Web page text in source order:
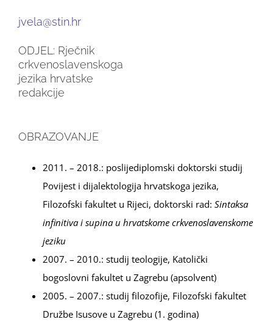
jvela@stin.hr
ODJEL: Rječnik
crkvenoslavenskoga
jezika hrvatske
redakcije
OBRAZOVANJE
2011. – 2018.: poslijediplomski doktorski studij
Povijest i dijalektologija hrvatskoga jezika,
Filozofski fakultet u Rijeci, doktorski rad: Sintaksa
infinitiva i supina u hrvatskome crkvenoslavenskome
jeziku
2007. – 2010.: studij teologije, Katolički
bogoslovni fakultet u Zagrebu (apsolvent)
2005. – 2007.: studij filozofije, Filozofski fakultet
Družbe Isusove u Zagrebu (1. godina)